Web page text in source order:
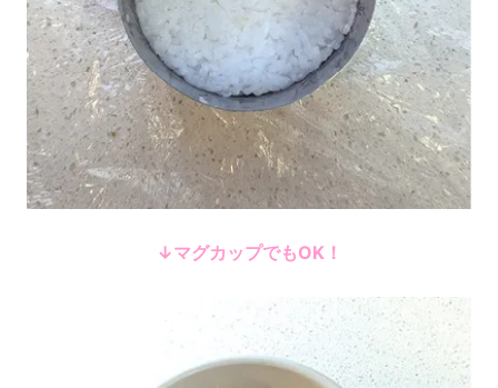
↓マグカップでもOK！